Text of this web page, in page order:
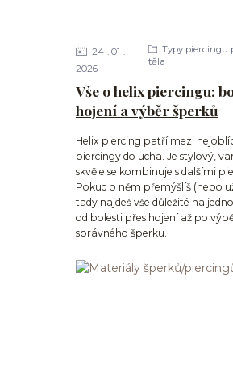
Vše o helix piercingu:
hojení a výběr šperků
24
01
2026
Typy piercingu
těla
Helix piercing patří mezi
piercingy do ucha. Je stylový,
skvěle se kombinuje s dalšími
Pokud o něm přemýšlíš (nebo
tady najdeš vše důležité na
od bolesti přes hojení až po
správného šperku.